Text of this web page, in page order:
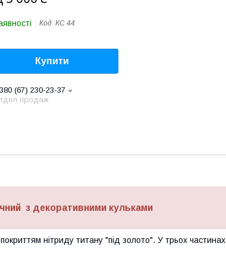
Код: КС 44
Купити
(67) 230-23-37
продаж
з декоративними кульками
нітриду титану "під золото". У трьох частинах